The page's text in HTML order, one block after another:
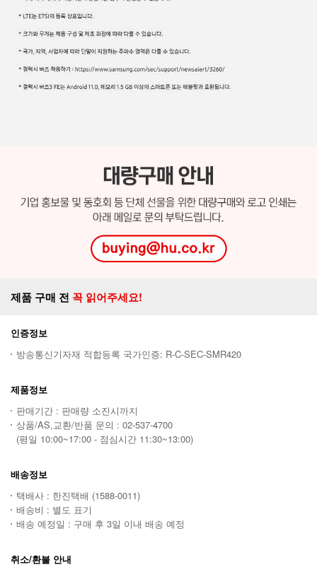
제품 구매 전 꼭 읽어주세요!
인증정보
방송통신기자재 적합등록 국가인증: R-C-SEC-SMR420
제품정보
판매기간 : 판매량 소진시까지
상품/AS,교환/반품 문의 : 02-537-4700
(평일 10:00~17:00 - 점심시간 11:30~13:00)
배송정보
택배사 : 한진택배 (1588-0011)
배송비 : 별도 표기
배송 예정일 : 구매 후 3일 이내 배송 예정
취소/환불 안내